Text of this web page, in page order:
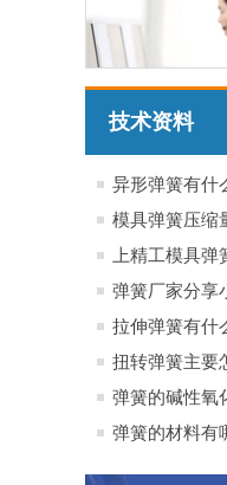
技术资料
异形弹簧有什
用于哪些行业
模具弹簧压缩
吗？
上精工模具
全）
弹簧厂家分享
定方法小知识
拉伸弹簧有什
用？
扭转弹簧主要
弹簧的碱性氧
弹簧的材料有